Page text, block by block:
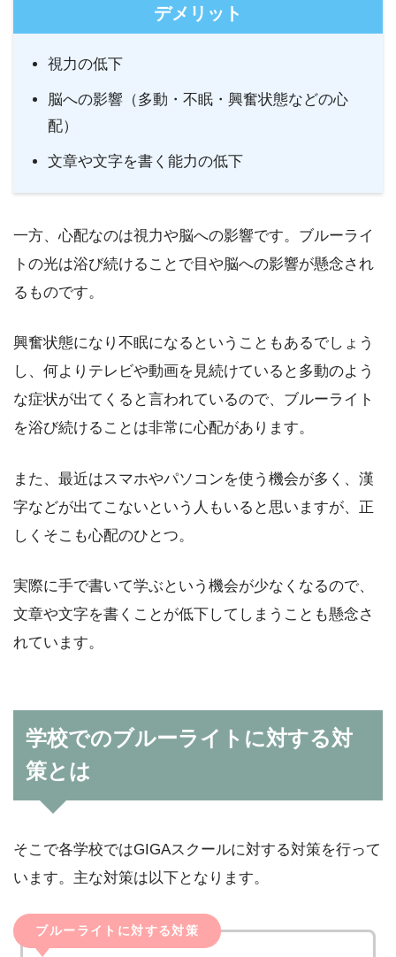
デメリット
視力の低下
脳への影響（多動・不眠・興奮状態などの心
配）
文章や文字を書く能力の低下
一方、心配なのは視力や脳への影響です。ブルーライ
トの光は浴び続けることで目や脳への影響が懸念され
るものです。
興奮状態になり不眠になるということもあるでしょう
し、何よりテレビや動画を見続けていると多動のよう
な症状が出てくると言われているので、ブルーライト
を浴び続けることは非常に心配があります。
また、最近はスマホやパソコンを使う機会が多く、漢
字などが出てこないという人もいると思いますが、正
しくそこも心配のひとつ。
実際に手で書いて学ぶという機会が少なくなるので、
文章や文字を書くことが低下してしまうことも懸念さ
れています。
学校でのブルーライトに対する対
策とは
そこで各学校ではGIGAスクールに対する対策を行って
います。主な対策は以下となります。
ブルーライトに対する対策